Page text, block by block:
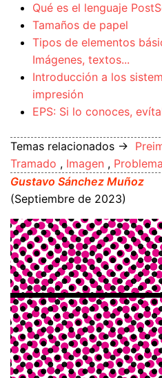
Qué es el lenguaje
Tamaños de papel
Tipos de elementos
Imágenes, textos...
Introducción a los
impresión
EPS: Si lo conoces,
Temas relacionados →
Tramado , Imagen , Problema
Gustavo Sánchez Muñoz
(Septiembre de 2023)